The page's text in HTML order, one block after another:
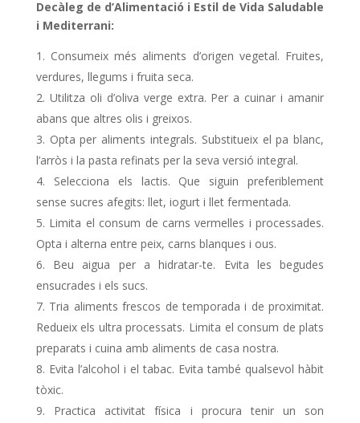
Decàleg de d’Alimentació i Estil de Vida Saludable
i Mediterrani:
Consumeix més aliments d’origen vegetal. Fruites,
verdures, llegums i fruita seca.
Utilitza oli d’oliva verge extra. Per a cuinar i amanir
abans que altres olis i greixos.
Opta per aliments integrals. Substitueix el pa blanc,
l’arròs i la pasta refinats per la seva versió integral.
Selecciona els lactis. Que siguin preferiblement
sense sucres afegits: llet, iogurt i llet fermentada.
Limita el consum de carns vermelles i processades.
Opta i alterna entre peix, carns blanques i ous.
Beu aigua per a hidratar-te. Evita les begudes
ensucrades i els sucs.
Tria aliments frescos de temporada i de proximitat.
Redueix els ultra processats. Limita el consum de plats
preparats i cuina amb aliments de casa nostra.
Evita l’alcohol i el tabac. Evita també qualsevol hàbit
tòxic.
Practica activitat física i procura tenir un son